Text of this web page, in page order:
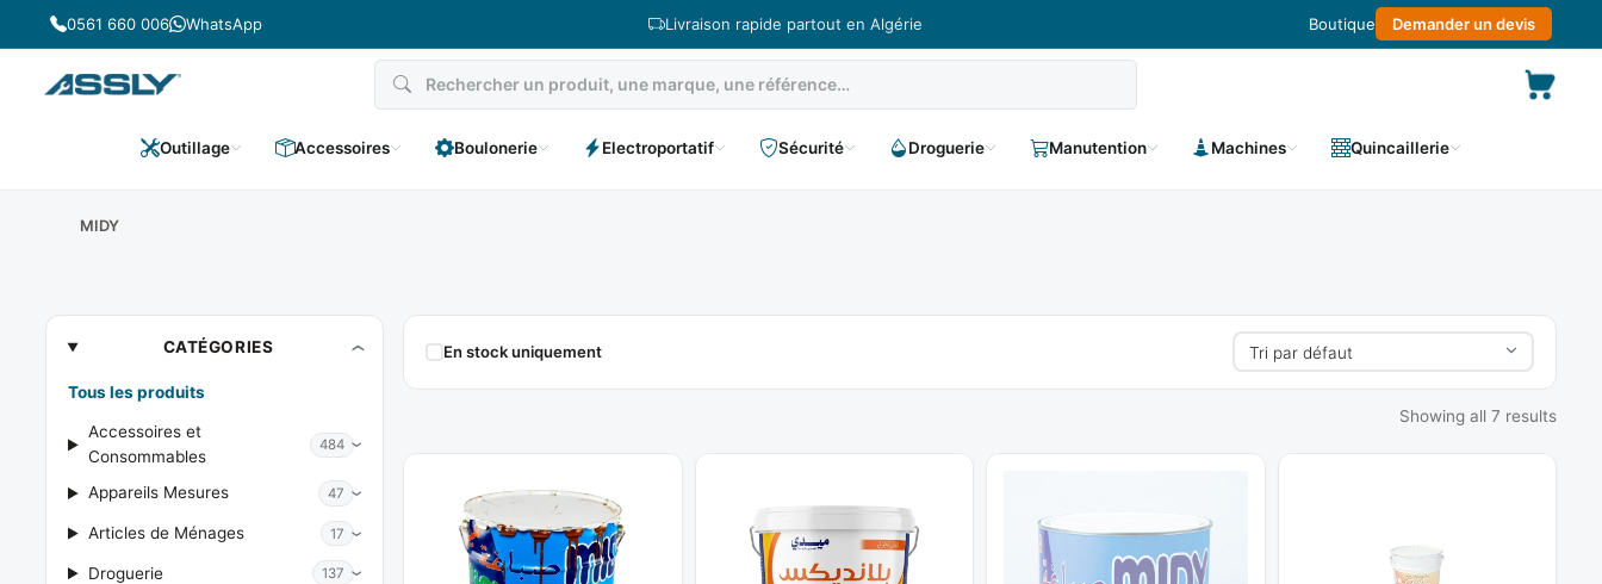
Passer
au
contenu
0561 660 006 WhatsApp Livraison rapide partout en Algérie Boutique Demander un devis
Outillage Accessoires Boulonerie Electroportatif Sécurité Droguerie Manutention Machines Quincaillerie
MIDY
MIDY CATÉGORIES
Tous les produits
Accessoires et
Consommables
484
Appareils Mesures 47
Articles de Ménages 17
Droguerie 137
En stock uniquement
Showing all 7 results